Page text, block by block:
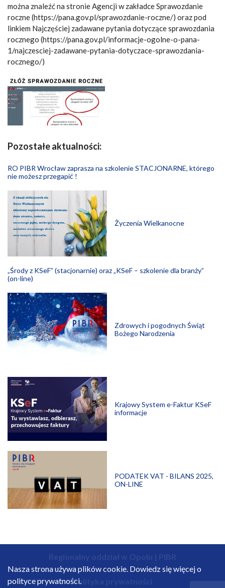
można znaleźć na stronie Agencji w zakładce Sprawozdanie
roczne (https://pana.gov.pl/sprawozdanie-roczne/) oraz pod
linkiem Najczęściej zadawane pytania dotyczące sprawozdania
rocznego (https://pana.gov.pl/informacje-ogolne-o-pana-
1/najczesciej-zadawane-pytania-dotyczace-sprawozdania-
rocznego/)
Pozostałe aktualności:
RO PIBR Wrocław zaprasza na szkolenie STACJONARNE, którego
nie możesz przegapić !
Życzenia Wielkanocne
„Środy z KSeF” (stacjonarnie) oraz „KSeF – szkolenie dla branży”
(on-line)
Zdrowych i pogodnych Świąt
Bożego Narodzenia
Krajowy System e-Faktur KSeF
informacje
PODATEK VAT - BILANS 2025,
ON-LINE
Polityka prywatności
Nasza strona używa plików cookie. Dowiedz się więcej o
polityce prywatności.